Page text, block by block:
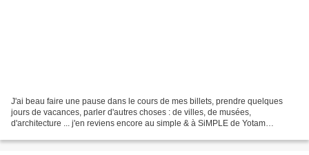
J'ai beau faire une pause dans le cours de mes billets, prendre quelques
jours de vacances, parler d'autres choses : de villes, de musées,
d'architecture ... j'en reviens encore au simple & à SiMPLE de Yotam